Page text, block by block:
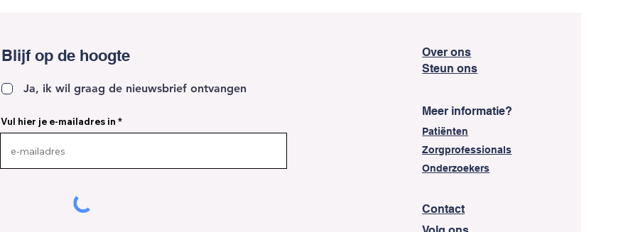
Blijf op de hoogte
Ja, ik wil graag de nieuwsbrief ontvangen
Vul hier je e-mailadres in
Over ons
Steun ons
Meer informatie?
Patiënten
Zorgprofessionals
Onderzoekers
Contact